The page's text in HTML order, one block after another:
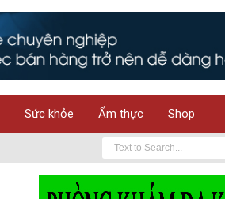
Sức khỏe Ẩm thực Shop